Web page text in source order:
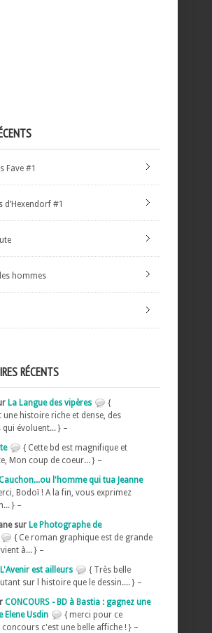
Fave #1
d’Hexendorf #1
hommes
RÉCENTS
La Langue des vipères
{
une histoire riche et dense, des
évoluent... } –
{ Cette bd est magnifique et
Mon coup de coeur... } –
l'homme qui tua Jeanne
Bodoï ! A la fin, vous exprimez
} –
sur Le Photographe de
{ Ce roman graphique est de grande
à... } –
L'Avenir est ailleurs
{ Très belle
sur l histoire que le dessin.... } –
CONCOURS - BD à Bastia : gagnez une
Elene Usdin
{ merci pour ce
c'est une belle affiche ! } –